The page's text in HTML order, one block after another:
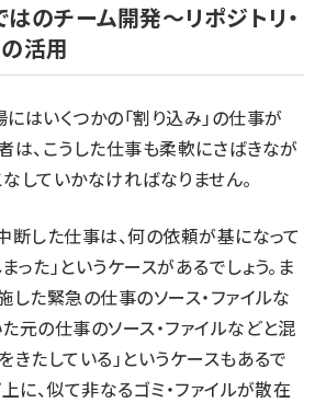
のチーム開発～リポジトリ・
活用
はいくつかの「割り込み」の仕事が
は、こうした仕事も柔軟にさばきなが
していかなければなりません。
断した仕事は、何の依頼が基になって
った」というケースがあるでしょう。ま
した緊急の仕事のソース・ファイルな
元の仕事のソース・ファイルなどと混
きたしている」というケースもあるで
上に、似て非なるゴミ・ファイルが散在